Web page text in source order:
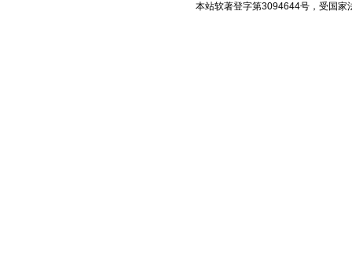
本站软著登字第3094644号，受国家